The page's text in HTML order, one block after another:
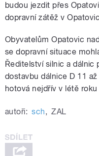
budou jezdit přes
dopravní zátěž v
Obyvatelům Opatovic
se dopravní situace
Ředitelství silnic a dálnic
dostavbu dálnice D 11
hotová nejdřív v létě roku
autoři: sch, ZAL